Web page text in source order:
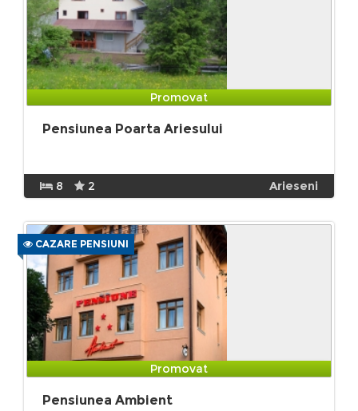
Promovat
Pensiunea Poarta Ariesului
8 2 Arieseni
CAZARE PENSIUNI
Promovat
Pensiunea Ambient